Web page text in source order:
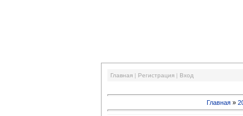
Главная | Регистрация | Вход
Главная»